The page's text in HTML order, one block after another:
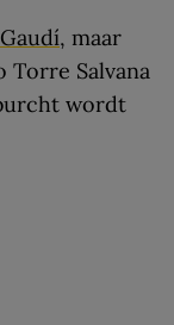
, maar
Salvana
wordt